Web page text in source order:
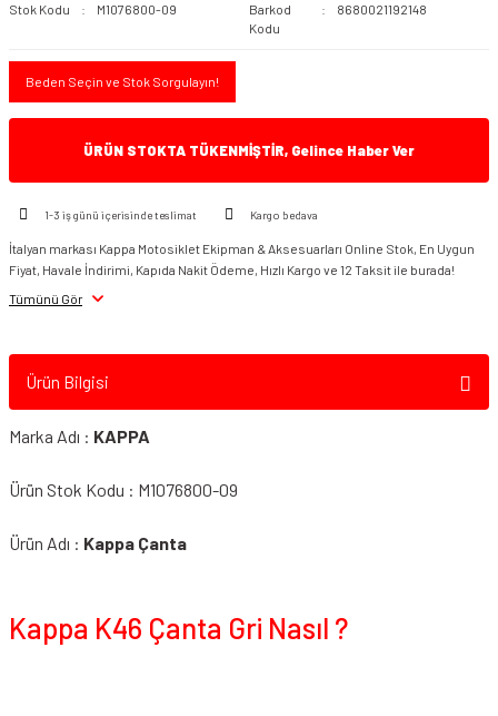
Stok Kodu M1076800-09
Barkod
Kodu
8680021192148
Beden Seçin ve Stok Sorgulayın!
ÜRÜN STOKTA TÜKENMİŞTİR, Gelince Haber Ver
1-3 iş günü içerisinde teslimat Kargo bedava
İtalyan markası Kappa Motosiklet Ekipman & Aksesuarları Online Stok, En Uygun
Fiyat, Havale İndirimi, Kapıda Nakit Ödeme, Hızlı Kargo ve 12 Taksit ile burada!
Tümünü Gör
Ürün Bilgisi
Marka Adı : KAPPA
Ürün Stok Kodu : M1076800-09
Ürün Adı : Kappa Çanta
Kappa K46 Çanta Gri Nasıl ?